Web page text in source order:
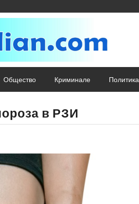
Общество Криминале Политика
в РЗИ